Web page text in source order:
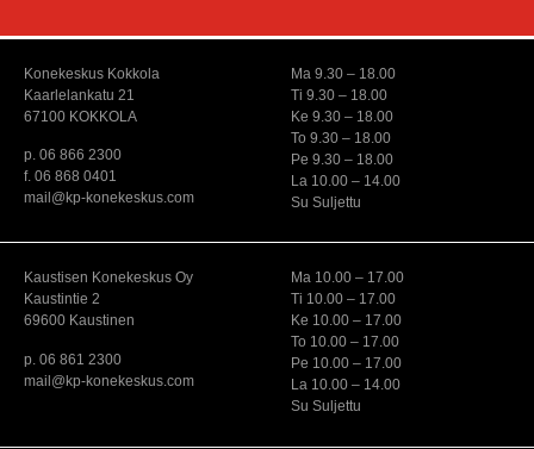
Konekeskus Kokkola
Kaarlelankatu 21
67100 KOKKOLA
p. 06 866 2300
f. 06 868 0401
mail@kp-konekeskus.com
Ma 9.30 – 18.00
Ti 9.30 – 18.00
Ke 9.30 – 18.00
To 9.30 – 18.00
Pe 9.30 – 18.00
La 10.00 – 14.00
Su Suljettu
Kaustisen Konekeskus Oy
Kaustintie 2
69600 Kaustinen
p. 06 861 2300
mail@kp-konekeskus.com
Ma 10.00 – 17.00
Ti 10.00 – 17.00
Ke 10.00 – 17.00
To 10.00 – 17.00
Pe 10.00 – 17.00
La 10.00 – 14.00
Su Suljettu